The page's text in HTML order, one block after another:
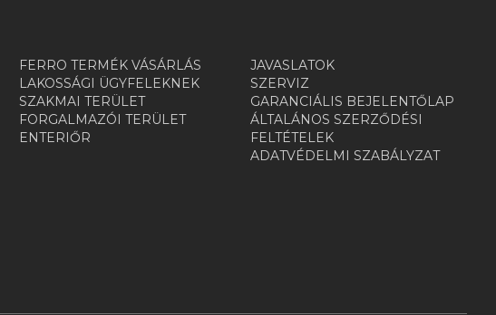
FERRO TERMÉK VÁSÁRLÁS
LAKOSSÁGI ÜGYFELEKNEK
SZAKMAI TERÜLET
FORGALMAZÓI TERÜLET
ENTERIŐR
JAVASLATOK
SZERVIZ
GARANCIÁLIS BEJELENTŐLAP
ÁLTALÁNOS SZERZŐDÉSI
FELTÉTELEK
ADATVÉDELMI SZABÁLYZAT